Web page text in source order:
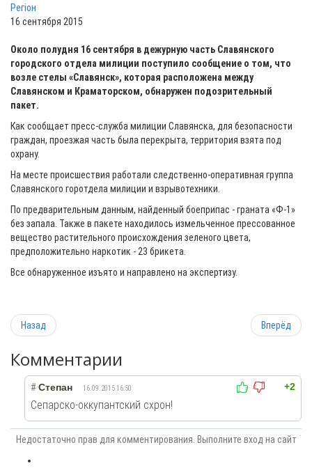
Регіон
16 сентября 2015
Около полудня 16 сентября в дежурную часть Славянского
городского отдела милиции поступило сообщение о том, что
возле стелы «Славянск», которая расположена между
Славянском и Краматорском, обнаружен подозрительный
пакет.
Как сообщает пресс-служба милиции Славянска, для безопасности
граждан, проезжая часть была перекрыта, территория взята под
охрану.
На месте происшествия работали следственно-оперативная группа
Славянского горотдела милиции и взрывотехники.
По предварительным данным, найденный боеприпас - граната «Ф-1»
без запала. Также в пакете находилось измельченное прессованное
вещество растительного происхождения зеленого цвета,
предположительно наркотик - 23 брикета.
Все обнаруженное изъято и направлено на экспертизу.
Назад Вперёд
Комментарии
+2
# Степан 16.09.2015 16:50
Сепарско-оккупантский схрон!
Недостаточно прав для комментирования. Выполните вход на сайт